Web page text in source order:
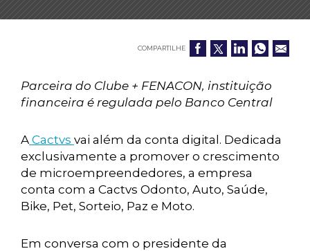
COMPARTILHE
Parceira do Clube + FENACON, instituição
financeira é regulada pelo Banco Central
A Cactvs vai além da conta digital. Dedicada
exclusivamente a promover o crescimento
de microempreendedores, a empresa
conta com a Cactvs Odonto, Auto, Saúde,
Bike, Pet, Sorteio, Paz e Moto.
Em conversa com o presidente da